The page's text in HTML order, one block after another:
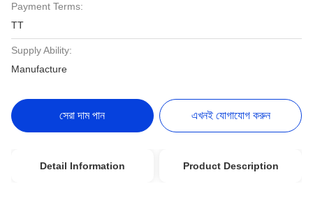
Payment Terms:
TT
Supply Ability:
Manufacture
সেরা দাম পান এখনই যোগাযোগ করুন
Detail Information Product Description